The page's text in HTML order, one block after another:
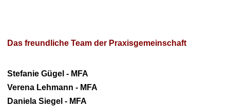
Das freundliche Team der Praxisgemeinschaft
Stefanie Gügel - MFA
Verena Lehmann - MFA
Daniela Siegel - MFA